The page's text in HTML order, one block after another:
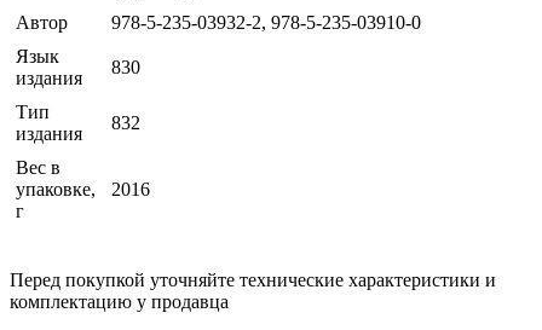
Автор
978-5-235-03932-2, 978-5-235-03910-0
Язык
издания
830
Тип
издания
832
Вес в
упаковке,
г
2016
Перед покупкой уточняйте технические характеристики и
комплектацию у продавца